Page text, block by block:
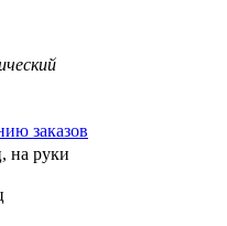
заказов
на руки